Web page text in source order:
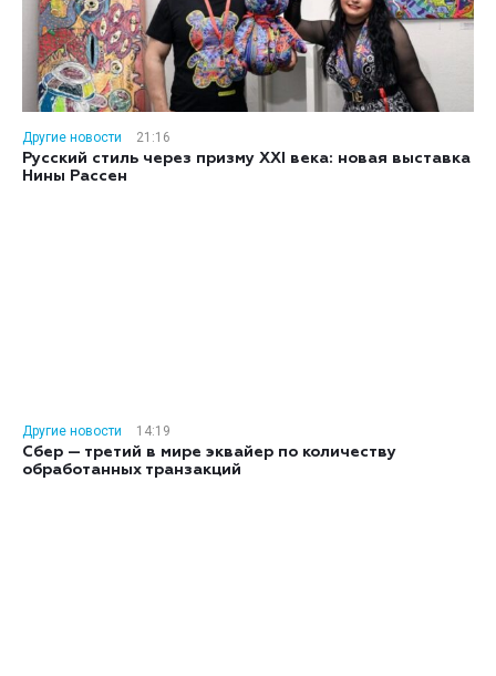
Другие новости
21:16
Русский стиль через призму XXI века: новая выставка
Нины Рассен
Другие новости
14:19
Сбер — третий в мире эквайер по количеству
обработанных транзакций